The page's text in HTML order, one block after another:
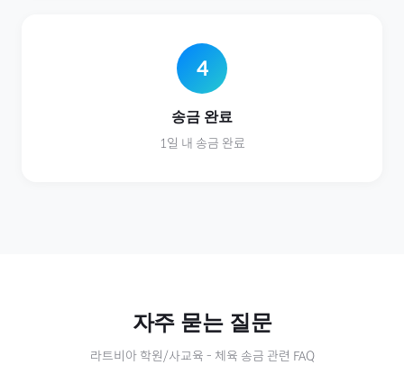
4
송금 완료
1일 내 송금 완료
자주 묻는 질문
라트비아 학원/사교육 - 체육 송금 관련 FAQ